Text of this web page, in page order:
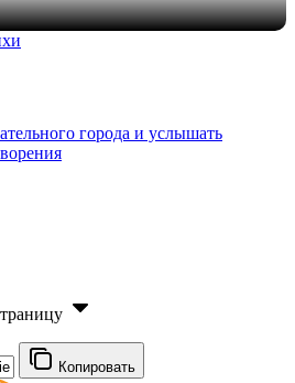
города и услышать
Копировать